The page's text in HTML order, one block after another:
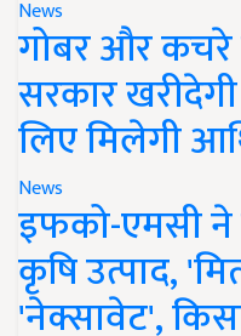
News
गोबर और कचरे
सरकार
लिए मिलेगी
News
इफको-एमसी ने
कृषि उत्पाद,
'नेक्सावेट',